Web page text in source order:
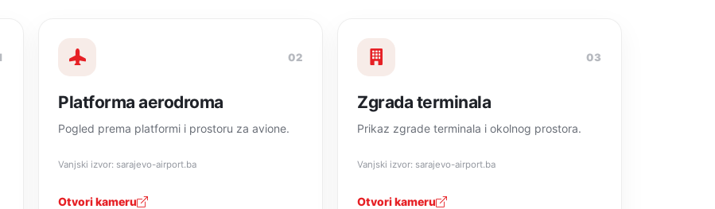
02
Platforma aerodroma
Pogled prema platformi i prostoru za avione.
Vanjski izvor: sarajevo-airport.ba
Otvori kameru
03
Zgrada terminala
Prikaz zgrade terminala i okolnog prostora.
Vanjski izvor: sarajevo-airport.ba
Otvori kameru